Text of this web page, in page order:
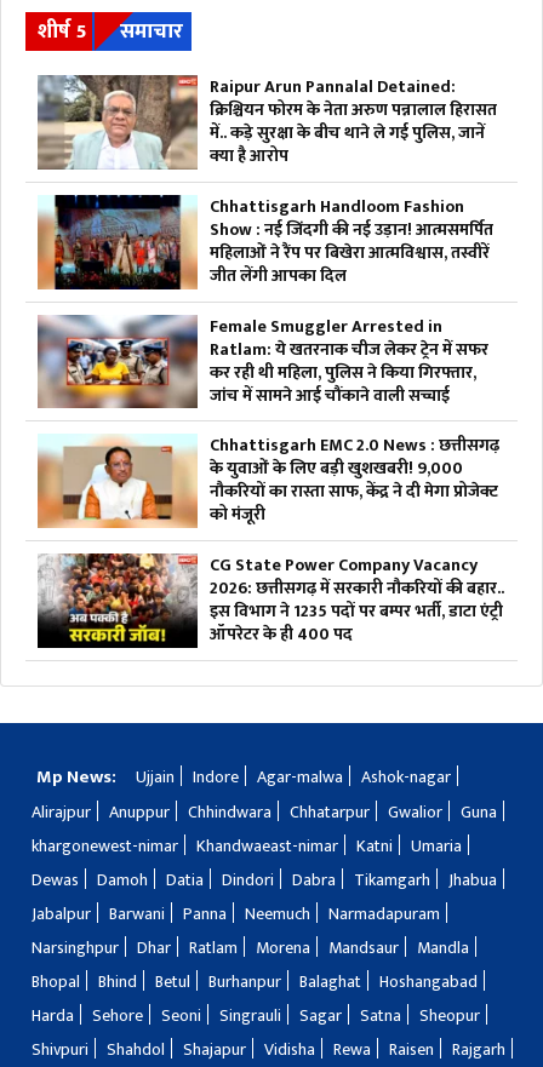
शीर्ष 5 समाचार
Raipur Arun Pannalal Detained:
क्रिश्चियन फोरम के नेता अरुण पन्नालाल हिरासत
में.. कड़े सुरक्षा के बीच थाने ले गई पुलिस, जानें
क्या है आरोप
Chhattisgarh Handloom Fashion
Show : नई जिंदगी की नई उड़ान! आत्मसमर्पित
महिलाओं ने रैंप पर बिखेरा आत्मविश्वास, तस्वीरें
जीत लेंगी आपका दिल
Female Smuggler Arrested in
Ratlam: ये खतरनाक चीज लेकर ट्रेन में सफर
कर रही थी महिला, पुलिस ने किया गिरफ्तार,
जांच में सामने आई चौंकाने वाली सच्चाई
Chhattisgarh EMC 2.0 News : छत्तीसगढ़
के युवाओं के लिए बड़ी खुशखबरी! 9,000
नौकरियों का रास्ता साफ, केंद्र ने दी मेगा प्रोजेक्ट
को मंजूरी
CG State Power Company Vacancy
2026: छत्तीसगढ़ में सरकारी नौकरियों की बहार..
इस विभाग ने 1235 पदों पर बम्पर भर्ती, डाटा एंट्री
ऑपरेटर के ही 400 पद
Mp News: Ujjain Indore Agar-malwa
Ashok-nagar
Alirajpur
Anuppur Chhindwara Chhatarpur Gwalior
Guna
khargonewest-nimar
Khandwaeast-nimar Katni
Umaria
Dewas
Damoh Datia Dindori Dabra Tikamgarh
Jhabua
Jabalpur
Barwani Panna Neemuch
Narmadapuram
Narsinghpur
Dhar Ratlam Morena Mandsaur
Mandla
Bhopal
Bhind Betul Burhanpur Balaghat
Hoshangabad
Harda
Sehore Seoni Singrauli Sagar Satna
Sheopur
Shivpuri
Shahdol Shajapur Vidisha Rewa Raisen
Rajgarh